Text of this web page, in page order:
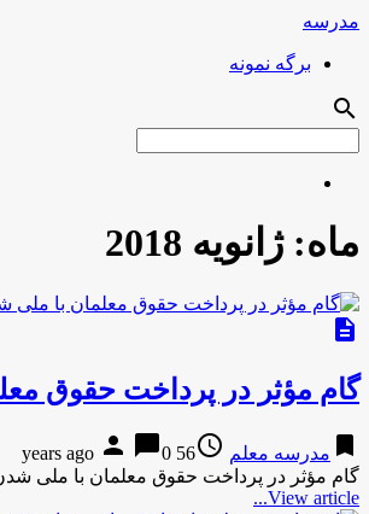
مدرسه
برگه نمونه
search
ماه:ژانویه 2018
description
گام مؤثر در پرداخت حقوق
bookmark مدرسه معلم access_time
56 years ago
person chat_bubble0
گام مؤثر در پرداخت حقوق معلمان با ملی
View article...